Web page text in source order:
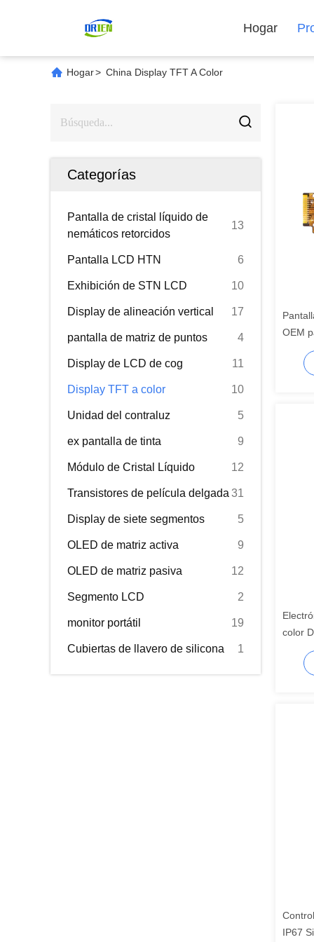
Hogar
Hogar> China Display TFT A Color
Categorías
Pantalla de cristal líquido de
nemáticos retorcidos
13
Pantalla LCD HTN 6
Exhibición de STN LCD 10
Display de alineación vertical 17
pantalla de matriz de puntos 4
Display de LCD de cog 11
Display TFT a color 10
Unidad del contraluz 5
ex pantalla de tinta 9
Módulo de Cristal Líquido 12
Transistores de película delgada 31
Display de siete segmentos 5
OLED de matriz activa 9
OLED de matriz pasiva 12
Segmento LCD 2
monitor portátil 19
Cubiertas de llavero de silicona 1
OEM
color
IP67